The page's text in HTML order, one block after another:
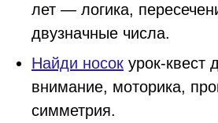
лет — логика,
двузначные числа.
Найди носок урок-квест
внимание, моторика,
симметрия.